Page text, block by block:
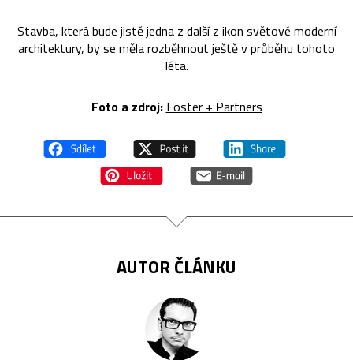
Stavba, která bude jistě jedna z další z ikon světové moderní
architektury, by se měla rozběhnout ještě v průběhu tohoto
léta.
Foto a zdroj: Foster + Partners
AUTOR ČLÁNKU